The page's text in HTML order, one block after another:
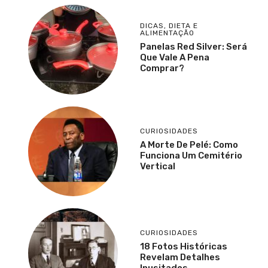
DICAS, DIETA E
ALIMENTAÇÃO
Panelas Red Silver: Será
Que Vale A Pena
Comprar?
CURIOSIDADES
A Morte De Pelé: Como
Funciona Um Cemitério
Vertical
CURIOSIDADES
18 Fotos Históricas
Revelam Detalhes